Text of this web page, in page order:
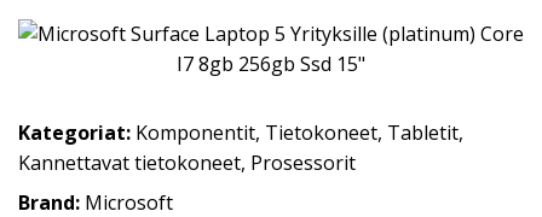
Kategoriat: Komponentit, Tietokoneet, Tabletit,
Kannettavat tietokoneet, Prosessorit
Brand: Microsoft